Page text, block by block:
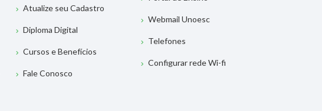
Atualize seu Cadastro
Diploma Digital
Cursos e Benefícios
Fale Conosco
Webmail Unoesc
Telefones
Configurar rede Wi-fi